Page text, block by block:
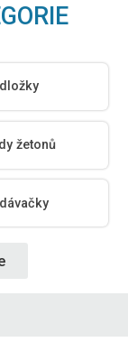
žetonů